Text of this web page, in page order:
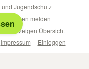
und Jugendschutz
melden
Anzeigen Übersicht
Impressum Einloggen